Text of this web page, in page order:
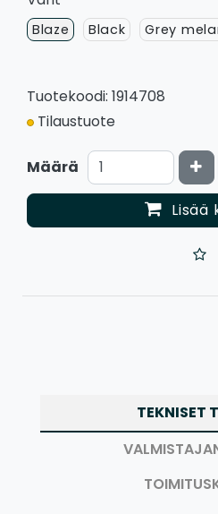
Blaze Black Grey
Tuotekoodi: 1914708
Tilaustuote
Määrä
Lisää
TEKNISET